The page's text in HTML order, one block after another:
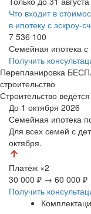
Что входит в
в ипотеку с эскроу-
7 536 100
Семейная ипотека с
Получить
Перепланировка
строительство
Строительство
До 1 октября 2026
Семейная ипотека
Для всех семей с
октября.
Платёж ×2
30 000 ₽ → 60 000 ₽
Получить